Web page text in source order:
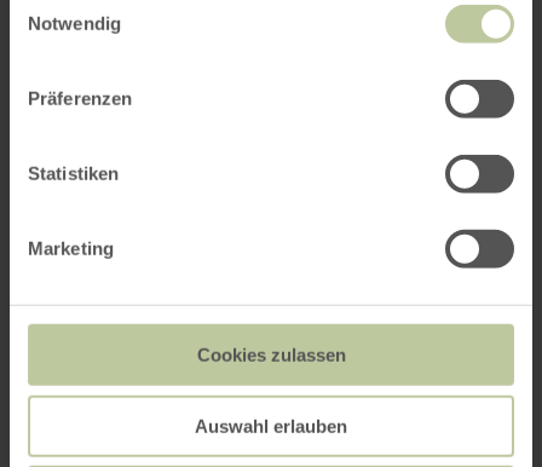
Notwendig
Präferenzen
Statistiken
Marketing
Cookies zulassen
Auswahl erlauben
Weilerswist